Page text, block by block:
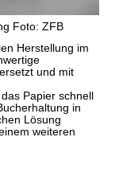
Foto: ZFB
Herstellung im
und mit
Papier schnell
in
Lösung
weiteren